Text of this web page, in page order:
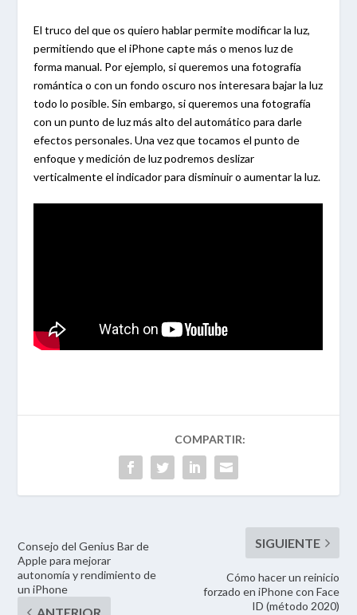
El truco del que os quiero hablar permite modificar la luz,
permitiendo que el iPhone capte más o menos luz de
forma manual. Por ejemplo, si queremos una fotografía
romántica o con un fondo oscuro nos interesara bajar la luz
todo lo posible. Sin embargo, si queremos una fotografía
con un punto de luz más alto del automático para darle
efectos personales. Una vez que tocamos el punto de
enfoque y medición de luz podremos deslizar
verticalmente el indicador para disminuir o aumentar la luz.
Consejo del Genius Bar de
Apple para mejorar
autonomía y rendimiento de
un iPhone
Cómo hacer un reinicio
forzado en iPhone con Face
ID (método 2020)